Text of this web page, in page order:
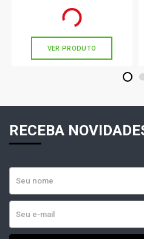
em até 1x de
VER PRODUTO
1
RECEBA